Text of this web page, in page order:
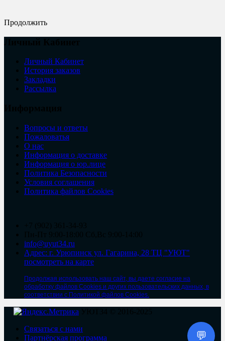
Продолжить
Личный Кабинет
История заказов
Закладки
Рассылка
Вопросы и ответы
Пожаловатья
О нас
Информация о доставке
Информация о юр.лице
Политика Безопасности
Условия соглашения
Политика файлов Cookies
info@uyut34.ru
Адрес: г. Урюпинск ул. Гагарина, 28 ТЦ "УЮТ"
посмотреть на карте
Продолжая использовать наш сайт, вы даете согласие на
обработку файлов Cookies и других пользовательских данных, в
соответствии с Политикой файлов Cookies.
Связаться с нами
Партнёрская программа
💬